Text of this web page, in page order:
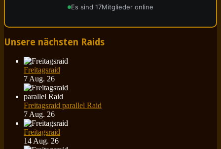
Es sind 17Mitglieder online
Unsere nächsten Raids
Freitagsraid
7 Aug. 26
Freitagsraid parallel Raid
7 Aug. 26
Freitagsraid
14 Aug. 26